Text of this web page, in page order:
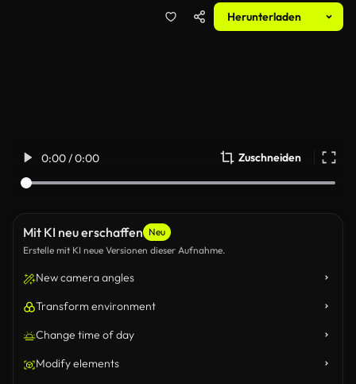
Herunterladen
0:00 / 0:00 Zuschneiden
Mit KI neu erschaffen Neu
Erstelle mit KI neue Versionen dieser Aufnahme.
New camera angles
Transform environment
Change time of day
Modify elements